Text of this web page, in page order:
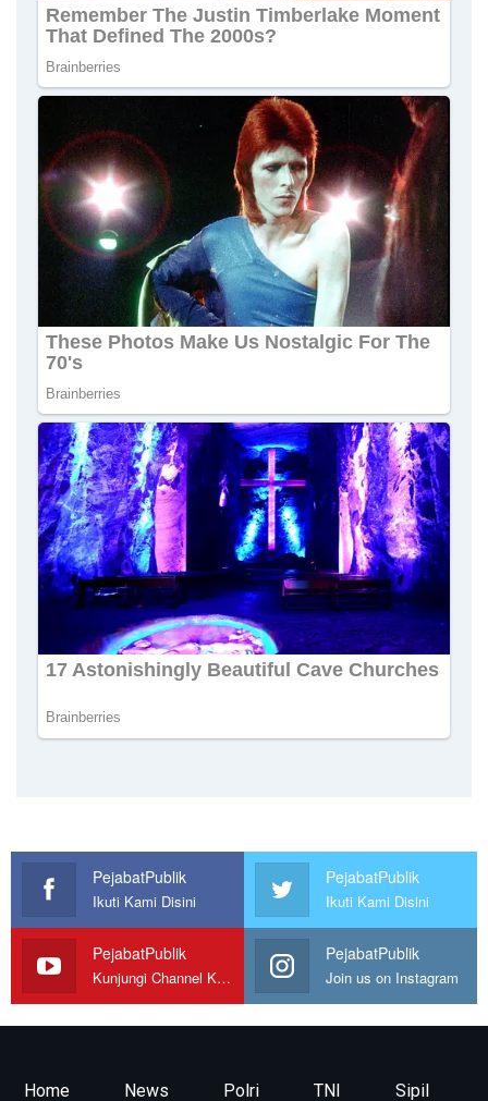
PejabatPublik
Ikuti Kami Disini
PejabatPublik
Ikuti Kami Disini
PejabatPublik
Kunjungi Channel Kami
PejabatPublik
Join us on Instagram
Home News Polri TNI Sipil